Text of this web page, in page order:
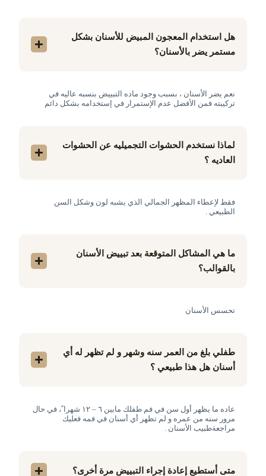
هل استخدام المعجون المبيض للأسنان بشكل
مستمر يضر بالأسنان؟
نعم يضر الأسنان ، بسبب وجود ماده التبييض بنسبه عاليه في
تركيبته فمن الأفضل عدم الإستمرار في إستخدامه بشكل دائم
لماذا نستخدم الحشوات التجميليه عن الحشوات
العاديه ؟
فقط لإعطاء المظهر الجمالي الذي يشبه لون وشكل السن
الطبيعي .
ما هي المشاكل المتوقعة بعد تبييض الأسنان
بالقوالب؟
تحسس الأسنان
طفلي بلغ من العمر سنه وشهر و لم تظهر له أي
أسنان هل هذا طبيعي ؟
عاده ما يظهر أول سن في فم طفلك مابين ٦ – ١٢ شهرا ً، في حال
مرور سنه من عمره و لم تظهر أي أسنان في فمه فعليك
مراجعةطبيب الأسنان .
متى أستطيع إعادة إجراء التبييض مرة أخرى؟